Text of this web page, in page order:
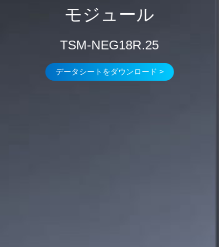
モジュール
TSM-NEG18R.25
データシートをダウンロード >